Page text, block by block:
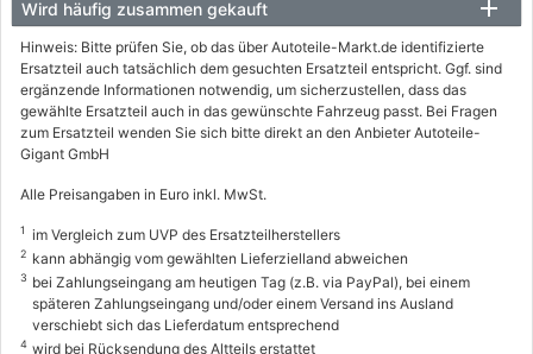
Wird häufig zusammen gekauft
Hinweis: Bitte prüfen Sie, ob das über Autoteile-Markt.de identifizierte
Ersatzteil auch tatsächlich dem gesuchten Ersatzteil entspricht. Ggf. sind
ergänzende Informationen notwendig, um sicherzustellen, dass das
gewählte Ersatzteil auch in das gewünschte Fahrzeug passt. Bei Fragen
zum Ersatzteil wenden Sie sich bitte direkt an den Anbieter Autoteile-
Gigant GmbH
Alle Preisangaben in Euro inkl. MwSt.
1 im Vergleich zum UVP des Ersatzteilherstellers
2 kann abhängig vom gewählten Lieferzielland abweichen
3 bei Zahlungseingang am heutigen Tag (z.B. via PayPal), bei einem
späteren Zahlungseingang und/oder einem Versand ins Ausland
verschiebt sich das Lieferdatum entsprechend
4 wird bei Rücksendung des Altteils erstattet